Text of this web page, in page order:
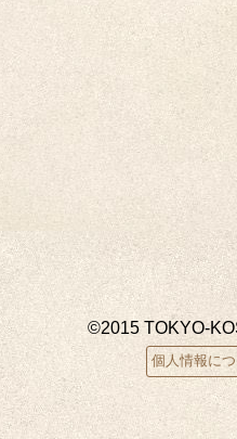
©2015 TOKYO-
個人情報に